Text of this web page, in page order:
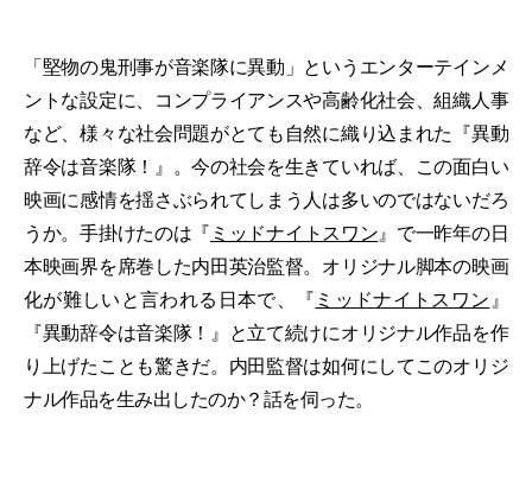
「堅物の鬼刑事が音楽隊に異動」というエンターテインメ
ントな設定に、コンプライアンスや高齢化社会、組織人事
など、様々な社会問題がとても自然に織り込まれた『異動
辞令は音楽隊！』。今の社会を生きていれば、この面白い
映画に感情を揺さぶられてしまう人は多いのではないだろ
うか。手掛けたのは『 ミッドナイトスワン』で一昨年の日
本映画界を席巻した内田英治監督。オリジナル脚本の映画
化が難しいと言われる日本で、『 ミッドナイトスワン 』
『異動辞令は音楽隊！』と立て続けにオリジナル作品を作
り上げたことも驚きだ。内田監督は如何にしてこのオリジ
ナル作品を生み出したのか？話を伺った。